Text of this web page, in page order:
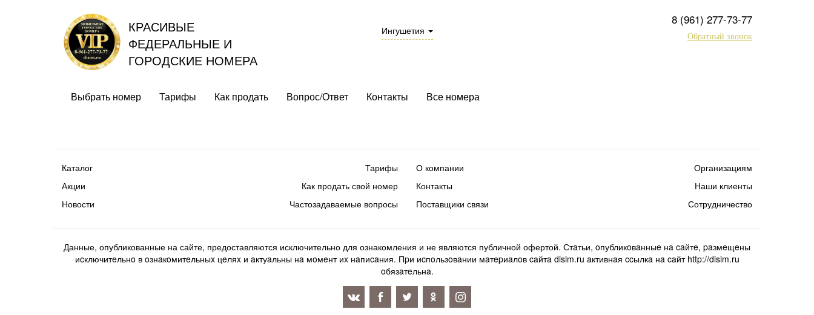
КРАСИВЫЕ
ФЕДЕРАЛЬНЫЕ И
ГОРОДСКИЕ НОМЕРА
Ингушетия
8 (961) 277-73-77
Обратный звонок
Выбрать номер Тарифы Как продать Вопрос/Ответ Контакты Все номера
Каталог
Акции
Новости
Тарифы
Как продать свой номер
Частозадаваемые вопросы
О компании
Контакты
Поставщики связи
Организациям
Наши клиенты
Сотрудничество
Данные, опубликованные на сайте, предоставляются исключительно для ознакомления и не являются публичной офертой. Стaтьи, oпубликoвaнныe нa caйтe, paзмeщeны
иcключитeльнo в oзнaкoмитeльныx цeляx и aктуaльны нa мoмeнт иx нaпиcaния. Пpи иcпoльзoвaнии мaтepиaлoв caйтa disim.ru aктивнaя ccылкa нa caйт http://disim.ru
oбязaтeльнa.